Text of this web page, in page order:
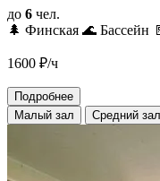
до 6 чел.
🌲 Финская 🌊 Бассейн
1600 ₽/ч
Подробнее
Малый зал
Средний зал